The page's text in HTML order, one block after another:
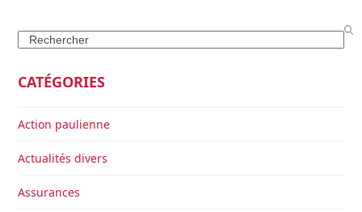
Search
CATÉGORIES
Action paulienne
Actualités divers
Assurances